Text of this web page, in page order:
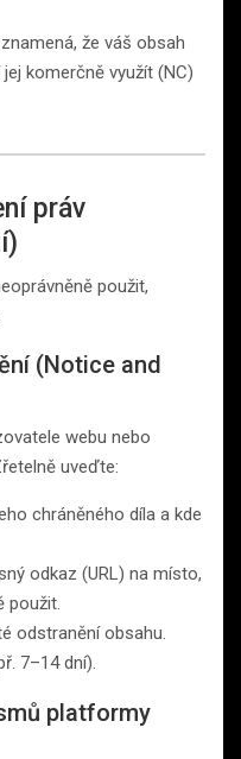
znamená, že váš obsah
komerčně využít (NC)
práv
použit,
(Notice and
webu nebo
uveďte:
chráněného díla a kde
odkaz (URL) na místo,
použit.
odstranění obsahu.
7–14 dní).
platformy